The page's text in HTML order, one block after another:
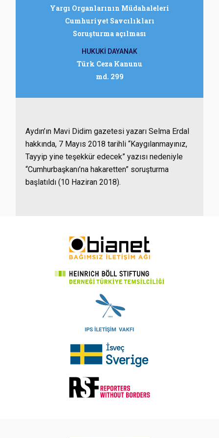
Yargı Organlarının Müdahaleleri
Cumhuriyet Savcılıkları
Soruşturma açılması
HUKUKİ DAYANAK
Türk Ceza Kanunu
md. 299
Aydın’ın Mavi Didim gazetesi yazarı Selma Erdal
hakkında, 7 Mayıs 2018 tarihli “Kaygılanmayınız,
Tayyip yine teşekkür edecek” yazısı nedeniyle
“Cumhurbaşkanı’na hakaretten” soruşturma
başlatıldı (10 Haziran 2018).